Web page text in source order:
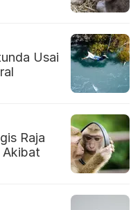
Usai
Raja
Akibat